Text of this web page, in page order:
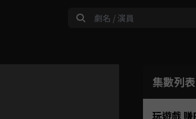
集數列表
玩遊戲 賺